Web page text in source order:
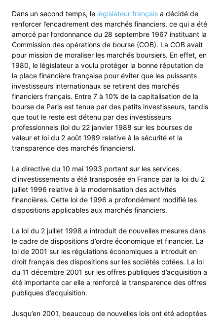
Dans un second temps, le législateur français a décidé de
renforcer l’encadrement des marchés financiers, ce qui a été
amorcé par l’ordonnance du 28 septembre 1967 instituant la
Commission des opérations de bourse (COB). La COB avait
pour mission de moraliser les marchés boursiers. En effet, en
1980, le législateur a voulu protéger la bonne réputation de
la place financière française pour éviter que les puissants
investisseurs internationaux se retirent des marchés
financiers français. Entre 7 à 10% de la capitalisation de la
bourse de Paris est tenue par des petits investisseurs, tandis
que tout le reste est détenu par des investisseurs
professionnels (loi du 22 janvier 1988 sur les bourses de
valeur et loi du 2 août 1989 relative à la sécurité et la
transparence des marchés financiers).
La directive du 10 mai 1993 portant sur les services
d’investissements a été transposée en France par la loi du 2
juillet 1996 relative à la modernisation des activités
financières. Cette loi de 1996 a profondément modifié les
dispositions applicables aux marchés financiers.
La loi du 2 juillet 1998 a introduit de nouvelles mesures dans
le cadre de dispositions d’ordre économique et financier. La
loi de 2001 sur les régulations économiques a introduit en
droit français des dispositions sur les sociétés cotées. La loi
du 11 décembre 2001 sur les offres publiques d’acquisition a
été importante car elle a renforcé la transparence des offres
publiques d’acquisition.
Jusqu’en 2001, beaucoup de nouvelles lois ont été adoptées